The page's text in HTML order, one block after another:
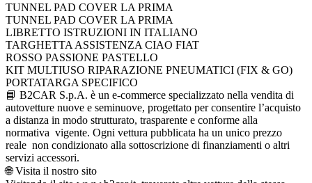
TUNNEL PAD COVER LA PRIMA
TUNNEL PAD COVER LA PRIMA
LIBRETTO ISTRUZIONI IN ITALIANO
TARGHETTA ASSISTENZA CIAO FIAT
ROSSO PASSIONE PASTELLO
KIT MULTIUSO RIPARAZIONE PNEUMATICI (FIX & GO)
PORTATARGA SPECIFICO
📘 B2CAR S.p.A. è un e-commerce specializzato nella vendita di
autovetture nuove e seminuove, progettato per consentire l’acquisto
a distanza in modo strutturato, trasparente e conforme alla
normativa vigente. Ogni vettura pubblicata ha un unico prezzo
reale non condizionato alla sottoscrizione di finanziamenti o altri
servizi accessori.
🌐 Visita il nostro sito